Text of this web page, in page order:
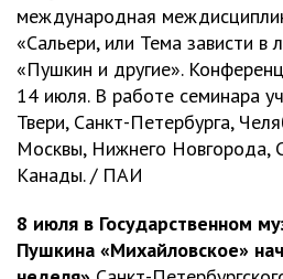
международная
«Сальери, или Тема зависти в
«Пушкин и другие».
14 июля. В работе семинара
Твери, Санкт-Петербурга,
Москвы, Нижнего Новгорода,
Канады. / ПАИ
8 июля в Государственном
Пушкина «Михайловское»